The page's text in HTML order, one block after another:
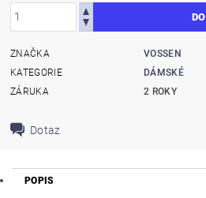
ZNAČKA
VOSSEN
KATEGORIE
DÁMSKÉ
ZÁRUKA
2 ROKY
Dotaz
POPIS